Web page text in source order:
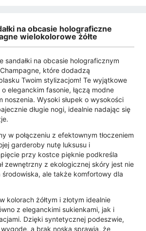
na obcasie holograficzne
wielokolorowe żółte
sandałki na obcasie holograficznym
które dodadzą
Twoim stylizacjom! Te wyjątkowe
eleganckim fasonie, łączą modne
Wysoki słupek o wysokości
długie nogi, idealnie nadając się
w połączeniu z efektownym tłoczeniem
garderoby nutę luksusu i
przy kostce pięknie podkreśla
zewnętrzny z ekologicznej skóry jest nie
ale także komfortowy dla
kolorach żółtym i złotym idealnie
z eleganckimi sukienkami, jak i
Dzięki syntetycznej podeszwie,
a brak noska sprawia, że